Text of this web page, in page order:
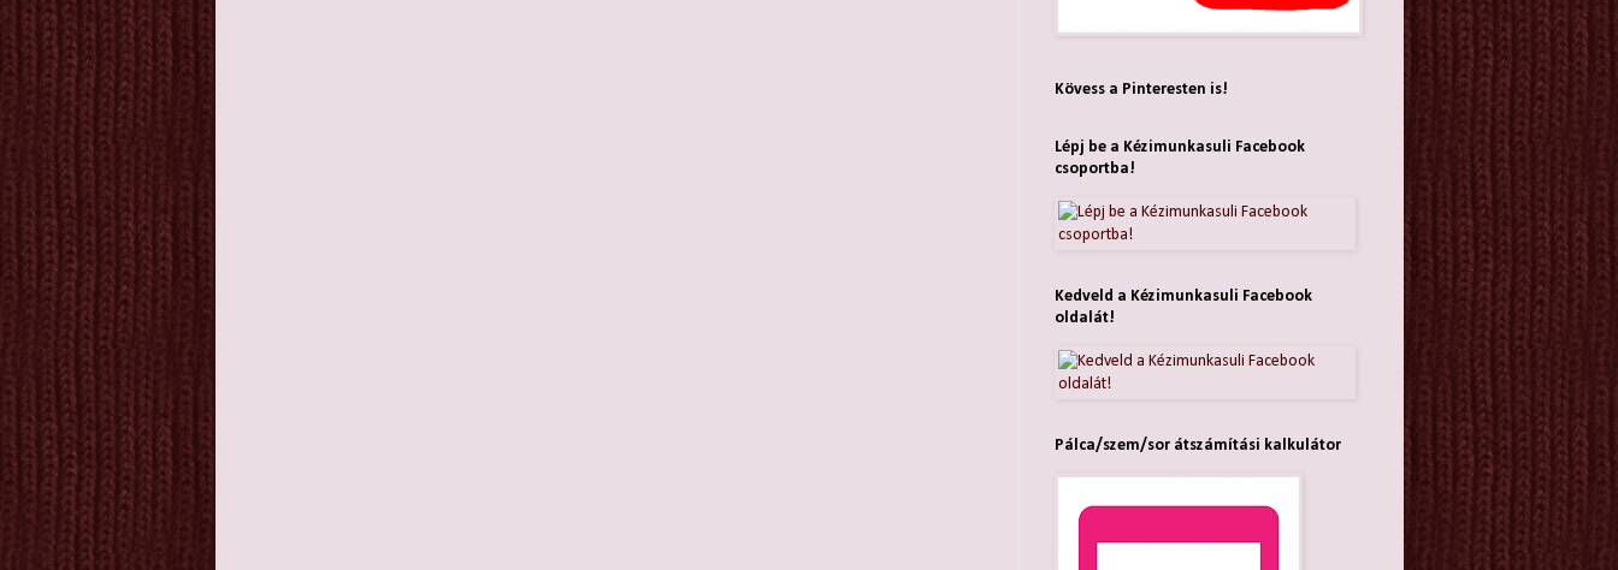
Kövess a Pinteresten is!
Lépj be a Kézimunkasuli Facebook
csoportba!
Kedveld a Kézimunkasuli Facebook
oldalát!
Pálca/szem/sor átszámítási kalkulátor